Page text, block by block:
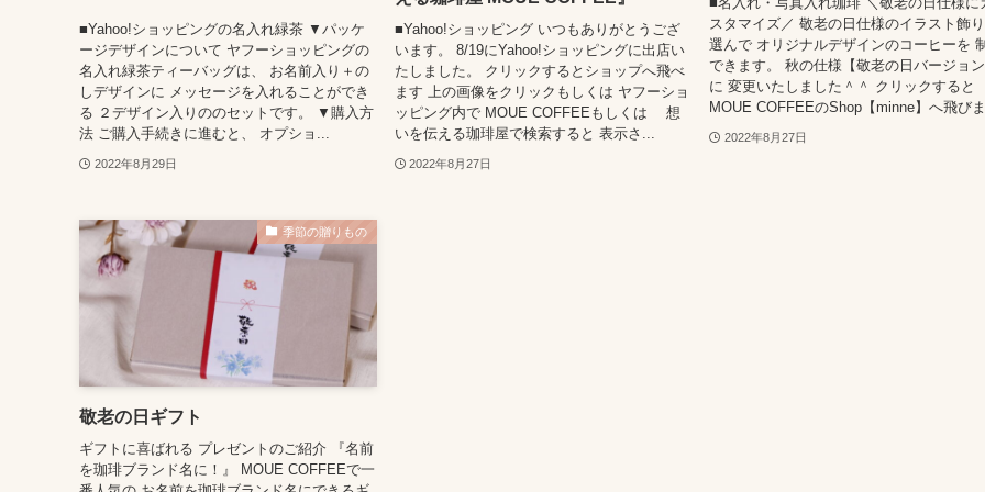
■Yahoo!ショッピングの名入れ緑茶 ▼パッケ
ージデザインについて ヤフーショッピングの
名入れ緑茶ティーバッグは、 お名前入り＋の
しデザインに メッセージを入れることができ
る ２デザイン入りののセットです。 ▼購入方
法 ご購入手続きに進むと、 オプショ...
2022年8月29日
■Yahoo!ショッピング いつもありがとうござ
います。 8/19にYahoo!ショッピングに出店い
たしました。 クリックするとショップへ飛べ
ます 上の画像をクリックもしくは ヤフーショ
ッピング内で MOUE COFFEEもしくは 想
いを伝える珈琲屋で検索すると 表示さ...
2022年8月27日
スタマイズ／ 敬老の日仕様のイラスト飾
選んで オリジナルデザインのコーヒーを
できます。 秋の仕様【敬老の日バージョン
に 変更いたしました＾＾ クリックすると
MOUE COFFEEのShop【minne】へ飛びま
2022年8月27日
季節の贈りもの
敬老の日ギフト
ギフトに喜ばれる プレゼントのご紹介 『名前
を珈琲ブランド名に！』 MOUE COFFEEで一